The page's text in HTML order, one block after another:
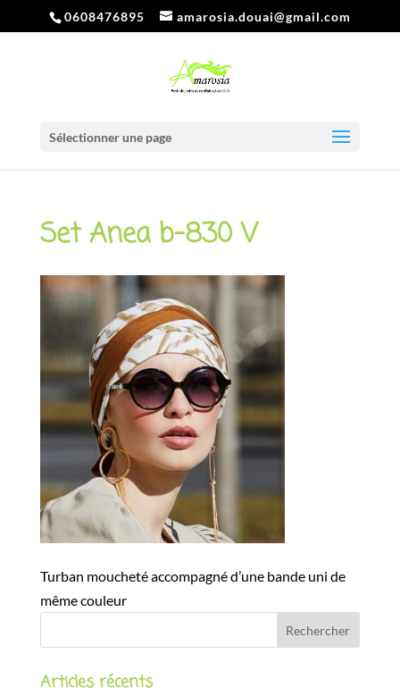
0608476895 amarosia.douai@gmail.com
Sélectionner une page
Set Anea b-830 V
Turban moucheté accompagné d’une bande uni de
même couleur
Articles récents